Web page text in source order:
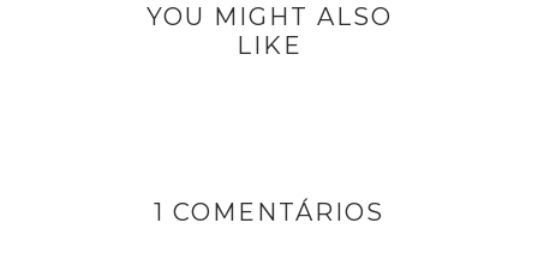
YOU MIGHT ALSO
LIKE
1 COMENTÁRIOS